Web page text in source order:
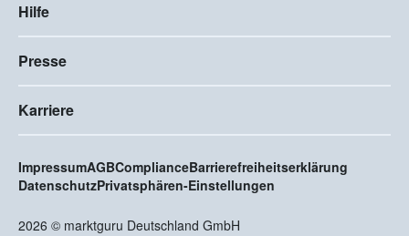
Hilfe
Presse
Karriere
ImpressumAGBComplianceBarrierefreiheitserklärung
DatenschutzPrivatsphären-Einstellungen
2026 © marktguru Deutschland GmbH